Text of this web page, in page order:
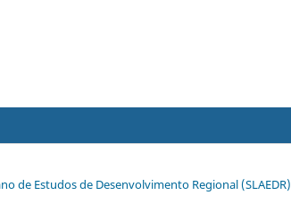
de Estudos de Desenvolvimento Regional (SLAEDR)